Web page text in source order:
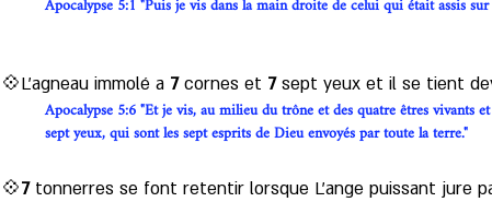
💠L'agneau immolé a 7 cornes et 7 sept yeux et il se tient
Apocalypse 5:6 "Et je vis, au milieu du trône et des quatre êtres
sept yeux, qui sont les sept esprits de Dieu envoyés par toute la terre."
💠7 tonnerres se font retentir lorsque L'ange puissant jure